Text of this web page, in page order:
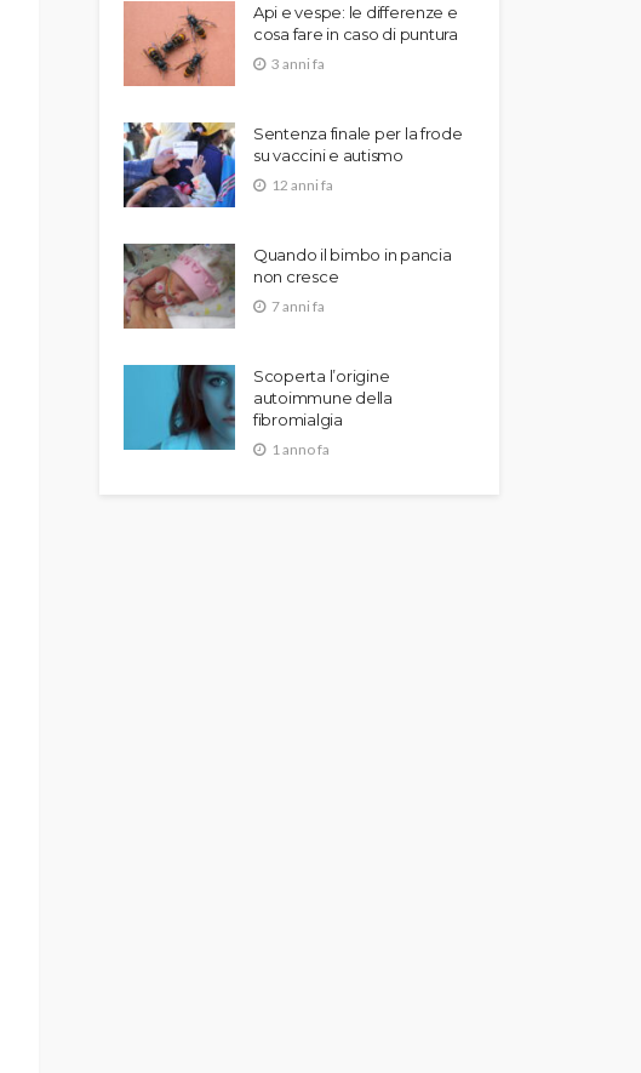
Api e vespe: le differenze e
cosa fare in caso di puntura
3 anni fa
Sentenza finale per la frode
su vaccini e autismo
12 anni fa
Quando il bimbo in pancia
non cresce
7 anni fa
Scoperta l’origine
autoimmune della
fibromialgia
1 anno fa